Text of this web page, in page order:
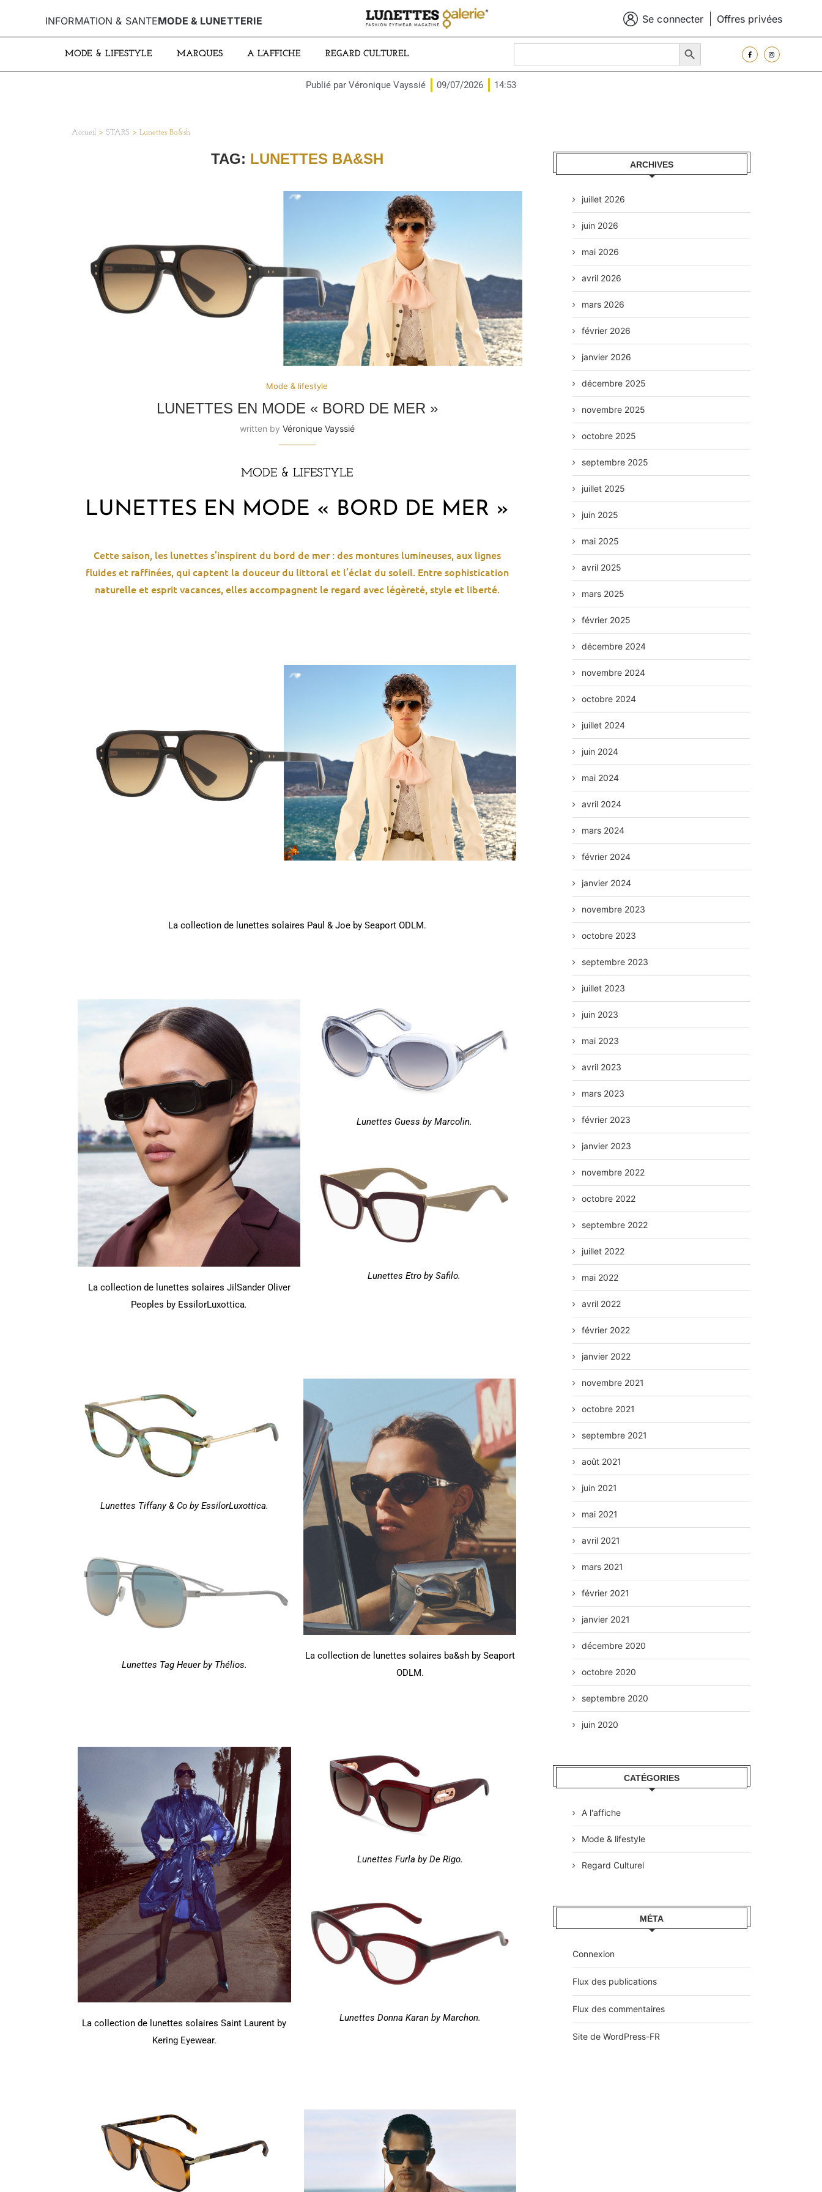
INFORMATION & SANTEMODE & LUNETTERIE Se connecter Offres privées
MODE & LIFESTYLE MARQUES A L’AFFICHE REGARD CULTUREL
Search
SEARCH BUTTON
Publié par Véronique Vayssié 09/07/2026 14:53
Accueil > STARS > Lunettes Ba&sh
TAG: LUNETTES BA&SH
Mode & lifestyle
LUNETTES EN MODE « BORD DE MER »
written by Véronique Vayssié
MODE & LIFESTYLE
LUNETTES EN MODE « BORD DE MER »
Cette saison, les lunettes s’inspirent du bord de mer : des montures lumineuses, aux lignes
fluides et raffinées, qui captent la douceur du littoral et l’éclat du soleil. Entre sophistication
naturelle et esprit vacances, elles accompagnent le regard avec légèreté, style et liberté.
La collection de lunettes solaires Paul & Joe by Seaport ODLM.
La collection de lunettes solaires JilSander Oliver
Peoples by EssilorLuxottica.
Lunettes Guess by Marcolin.
Lunettes Etro by Safilo.
Lunettes Tiffany & Co by EssilorLuxottica.
Lunettes Tag Heuer by Thélios.
La collection de lunettes solaires ba&sh by Seaport
ODLM.
La collection de lunettes solaires Saint Laurent by
Kering Eyewear.
Lunettes Furla by De Rigo.
Lunettes Donna Karan by Marchon.
ARCHIVES
juillet 2026
juin 2026
mai 2026
avril 2026
mars 2026
février 2026
janvier 2026
décembre 2025
novembre 2025
octobre 2025
septembre 2025
juillet 2025
juin 2025
mai 2025
avril 2025
mars 2025
février 2025
décembre 2024
novembre 2024
octobre 2024
juillet 2024
juin 2024
mai 2024
avril 2024
mars 2024
février 2024
janvier 2024
novembre 2023
octobre 2023
septembre 2023
juillet 2023
juin 2023
mai 2023
avril 2023
mars 2023
février 2023
janvier 2023
novembre 2022
octobre 2022
septembre 2022
juillet 2022
mai 2022
avril 2022
février 2022
janvier 2022
novembre 2021
octobre 2021
septembre 2021
août 2021
juin 2021
mai 2021
avril 2021
mars 2021
février 2021
janvier 2021
décembre 2020
octobre 2020
septembre 2020
juin 2020
CATÉGORIES
A l'affiche
Mode & lifestyle
Regard Culturel
MÉTA
Connexion
Flux des publications
Flux des commentaires
Site de WordPress-FR